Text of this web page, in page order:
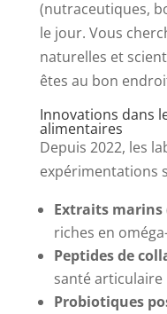
(nutraceutiques,
le jour. Vous
naturelles et
êtes au bon
Innovations dans
alimentaires
Depuis 2022, les
expérimentations
Extraits marins
riches en
Peptides de
santé articulaire
Probiotiques